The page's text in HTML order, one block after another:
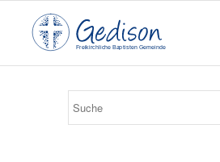
F reikirchlic heBa ptisten Gemeinde